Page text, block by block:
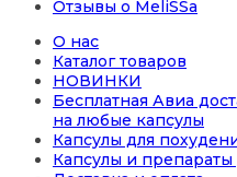
Отзывы о MeliSSa
О нас
Каталог товаров
НОВИНКИ
Бесплатная Авиа
на любые капсулы
Капсулы для
Капсулы и препараты